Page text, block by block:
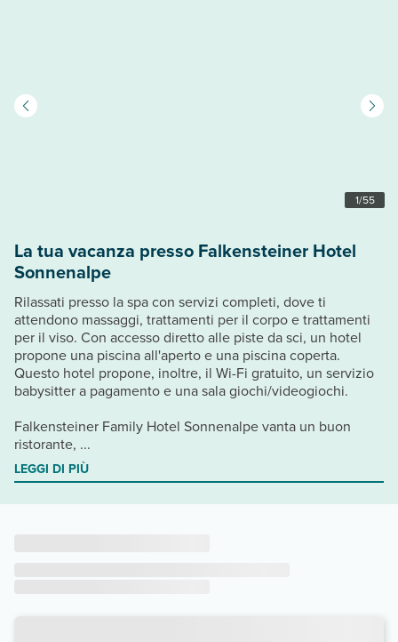
1/55
La tua vacanza presso Falkensteiner Hotel
Sonnenalpe
Rilassati presso la spa con servizi completi, dove ti
attendono massaggi, trattamenti per il corpo e trattamenti
per il viso. Con accesso diretto alle piste da sci, un hotel
propone una piscina all'aperto e una piscina coperta.
Questo hotel propone, inoltre, il Wi-Fi gratuito, un servizio
babysitter a pagamento e una sala giochi/videogiochi.
Falkensteiner Family Hotel Sonnenalpe vanta un buon
ristorante, ...
LEGGI DI PIÙ